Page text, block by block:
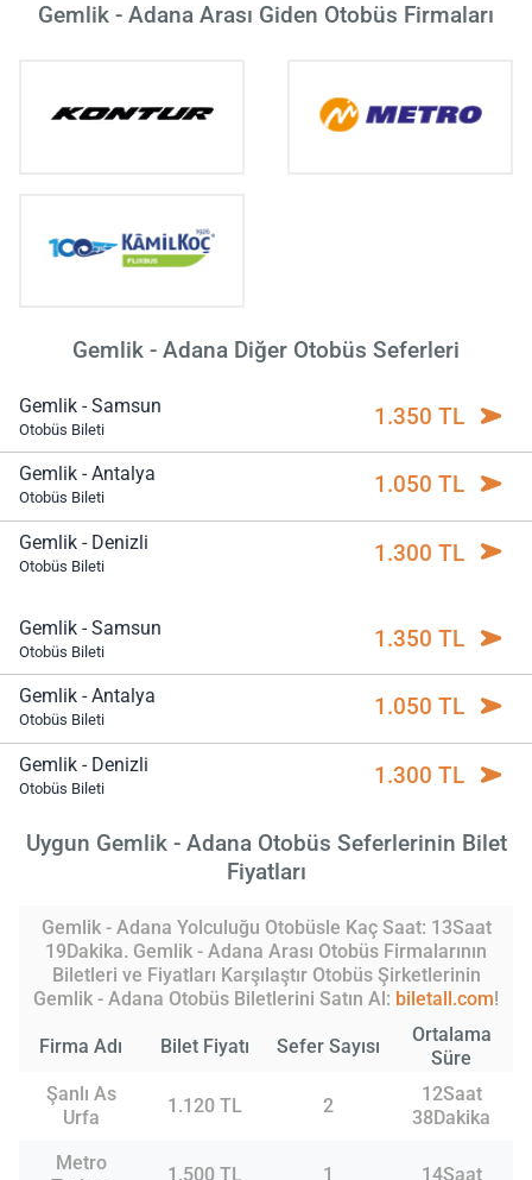
Gemlik - Adana Arası Giden Otobüs Firmaları
Gemlik - Adana Diğer Otobüs Seferleri
Gemlik - Samsun
Otobüs Bileti 1.350 TL
Gemlik - Antalya
Otobüs Bileti 1.050 TL
Gemlik - Denizli
Otobüs Bileti 1.300 TL
Gemlik - Samsun
Otobüs Bileti 1.350 TL
Gemlik - Antalya
Otobüs Bileti 1.050 TL
Gemlik - Denizli
Otobüs Bileti 1.300 TL
Uygun Gemlik - Adana Otobüs Seferlerinin Bilet
Fiyatları
Gemlik - Adana Yolculuğu Otobüsle Kaç Saat: 13Saat
19Dakika. Gemlik - Adana Arası Otobüs Firmalarının
Biletleri ve Fiyatları Karşılaştır Otobüs Şirketlerinin
Gemlik - Adana Otobüs Biletlerini Satın Al: biletall.com!
Firma Adı Bilet Fiyatı Sefer Sayısı
Ortalama
Süre
Şanlı As
Urfa
1.120 TL 2
12Saat
38Dakika
Metro
1.500 TL 1 14Saat